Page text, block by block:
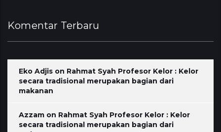
Komentar Terbaru
Eko Adjis on Rahmat Syah Profesor Kelor : Kelor
secara tradisional merupakan bagian dari
makanan
Azzam on Rahmat Syah Profesor Kelor : Kelor
secara tradisional merupakan bagian dari